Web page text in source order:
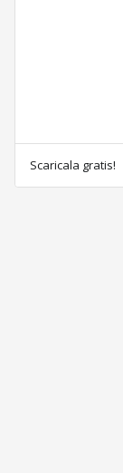
Scaricala gratis!